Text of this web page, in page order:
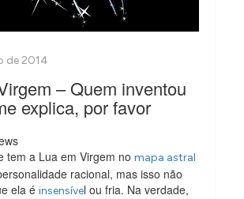
– Quem inventou
explica, por favor
tem a Lua em Virgem nomapa astral
racional, mas isso não
ela éinsensível ou fria. Na verdade,